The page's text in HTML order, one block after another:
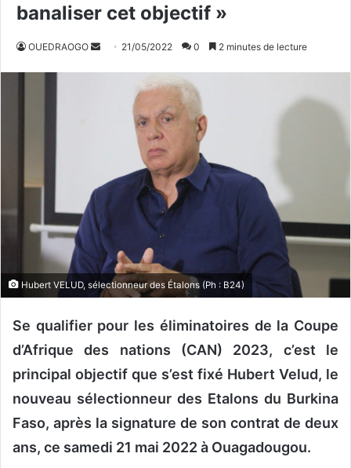
banaliser cet objectif »
OUEDRAOGO
o
u
r
r
e
l
21/05/2022 0 2 minutes de lecture
Hubert VELUD, sélectionneur des Étalons (Ph : B24)
Se qualifier pour les éliminatoires de la Coupe
d’Afrique des nations (CAN) 2023, c’est le
principal objectif que s’est fixé Hubert Velud, le
nouveau sélectionneur des Etalons du Burkina
Faso, après la signature de son contrat de deux
ans, ce samedi 21 mai 2022 à Ouagadougou.